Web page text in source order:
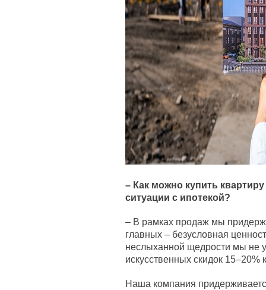
– Как можно купить
ситуации с ипотекой?
– В рамках продаж мы
главных – безусловная
неслыханной щедрости мы не
искусственных скидок 15–20%
Наша компания